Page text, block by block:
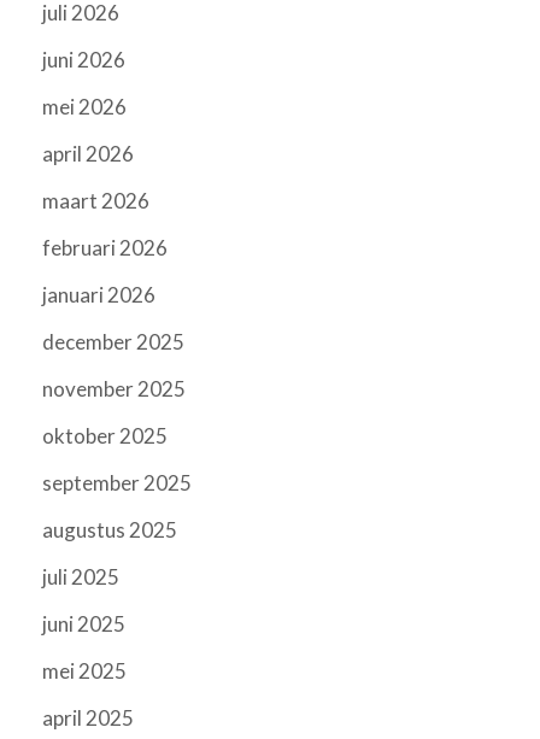
juli 2026
juni 2026
mei 2026
april 2026
maart 2026
februari 2026
januari 2026
december 2025
november 2025
oktober 2025
september 2025
augustus 2025
juli 2025
juni 2025
mei 2025
april 2025